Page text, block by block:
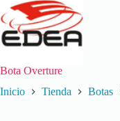
Bota Overture
Inicio
Tienda Botas